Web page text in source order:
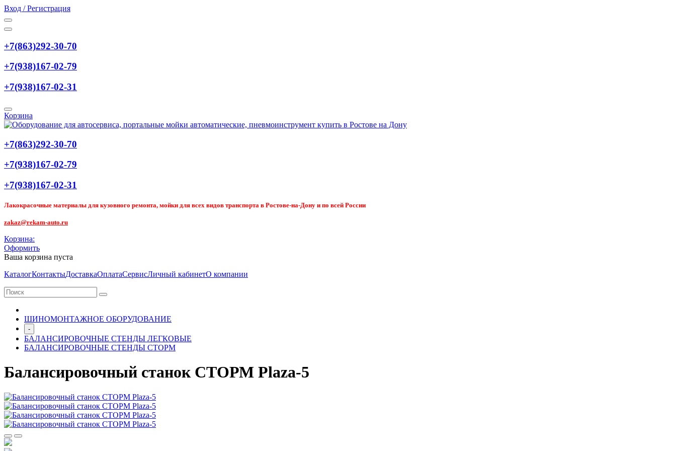
Вход / Регистрация
+7(863)292-30-70
+7(938)167-02-79
+7(938)167-02-31
Корзина
+7(863)292-30-70
+7(938)167-02-79
+7(938)167-02-31
Лакокрасочные материалы для кузовного ремонта, мойки для всех видов транспорта в Ростове-на-Дону и по всей России
zakaz@rekam-auto.ru
Корзина:
Оформить
Ваша корзина пуста
КаталогКонтактыДоставкаОплатаСервисЛичный кабинетО компании
ШИНОМОНТАЖНОЕ ОБОРУДОВАНИЕ
-
БАЛАНСИРОВОЧНЫЕ СТЕНДЫ ЛЕГКОВЫЕ
БАЛАНСИРОВОЧНЫЕ СТЕНДЫ СТОРМ
Балансировочный станок СТОРМ Plaza-5